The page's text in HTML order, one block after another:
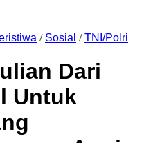
/ Sosial /TNI/Polri
Dari
Untuk